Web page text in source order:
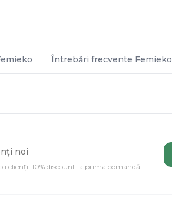
Întrebări frecvente Femieko
noi
clienți: 10% discount la prima comandă